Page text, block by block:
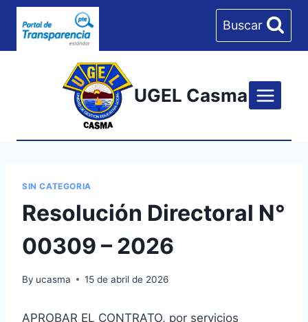
Skip
Buscar
UGEL Casma
SIN CATEGORIA
Resolución Directoral N°
00309 – 2026
By ucasma 15 de abril de 2026
APROBAR EL CONTRATO, por servicios